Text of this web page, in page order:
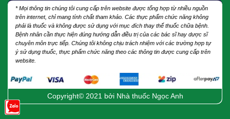
* Mọi thông tin chúng tôi cung cấp trên website được tổng hợp từ nhiều nguồn
trên internet, chỉ mang tính chất tham khảo. Các thực phẩm chức năng không
phải là thuốc và không được sử dụng với mục đích thay thế thuốc chữa bệnh.
Bệnh nhân cần thực hiện đúng hướng dẫn điều trị của các bác sĩ hay dược sĩ
chuyên môn trực tiếp. Chúng tôi không chịu trách nhiệm với các trường hợp tự
ý sử dụng thuốc, thực phẩm chức năng theo các thông tin được cung cấp trên
website.
Copyright© 2021 bởi Nhà thuốc Ngọc Anh